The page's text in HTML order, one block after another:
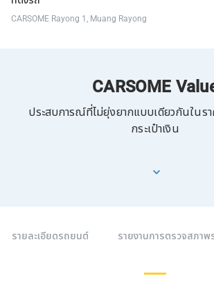
CARSOME Rayong 1, Muang Rayong
CARSOME
ประสบการณ์ที่ไม่ยุ่งยากแบบเดียวกันในร
กระเป๋าเงิน
รายละเอียดรถยนต์ รายงานการตรวจสภา